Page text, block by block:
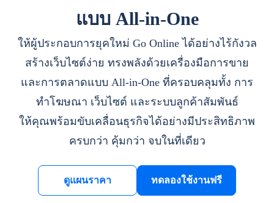
แบบ All-in-One
ให้ผู้ประกอบการยุคใหม่ Go Online ได้อย่างไร้กังวล
สร้างเว็บไซต์ง่าย ทรงพลังด้วยเครื่องมือการขาย
และการตลาดแบบ All-in-One ที่ครอบคลุมทั้ง การ
ทำโฆษณา เว็บไซต์ และระบบลูกค้าสัมพันธ์
ให้คุณพร้อมขับเคลื่อนธุรกิจได้อย่างมีประสิทธิภาพ
ครบกว่า คุ้มกว่า จบในที่เดียว
ดูแผนราคา ทดลองใช้งานฟรี